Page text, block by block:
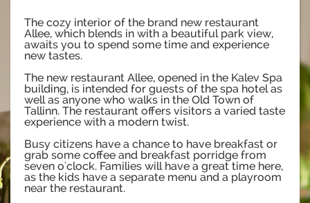
The cozy interior of the brand new restaurant
Allee, which blends in with a beautiful park view,
awaits you to spend some time and experience
new tastes.
The new restaurant Allee, opened in the Kalev Spa
building, is intended for guests of the spa hotel as
well as anyone who walks in the Old Town of
Tallinn. The restaurant offers visitors a varied taste
experience with a modern twist.
Busy citizens have a chance to have breakfast or
grab some coffee and breakfast porridge from
seven o'clock. Families will have a great time here,
as the kids have a separate menu and a playroom
near the restaurant.